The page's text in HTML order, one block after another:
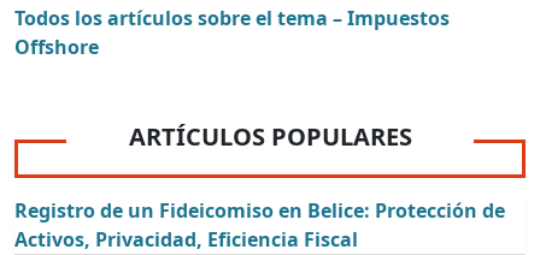
Todos los artículos sobre el tema – Impuestos
Offshore
ARTÍCULOS POPULARES
Registro de un Fideicomiso en Belice: Protección de
Activos, Privacidad, Eficiencia Fiscal